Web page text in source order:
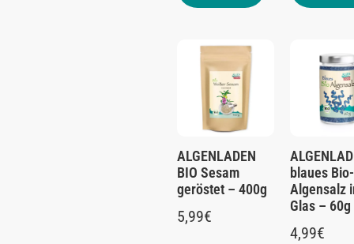
ALGENLADEN
BIO Sesam
geröstet – 400g
5,99€
blaues Bio-
Algensalz
Glas – 60g
4,99€